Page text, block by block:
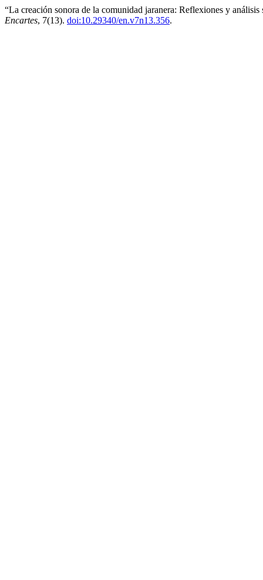
“La creación sonora de la comunidad jaranera: Reflexiones y
Encartes, 7(13). doi:10.29340/en.v7n13.356.